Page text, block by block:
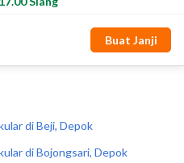
di Beji, Depok
di Bojongsari, Depok